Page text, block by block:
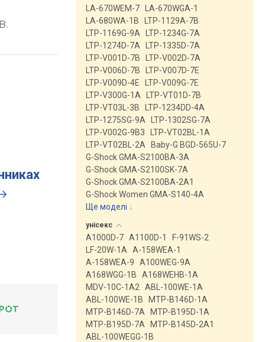
LA-670WEM-7
LA-670WGA-1
LA-680WA-1B
LTP-1129A-7B
LTP-1169G-9A
LTP-1234G-7A
LTP-1274D-7A
LTP-1335D-7A
LTP-V001D-7B
LTP-V002D-7A
LTP-V006D-7B
LTP-V007D-7E
LTP-V009D-4E
LTP-V009G-7E
LTP-V300G-1A
LTP-VT01D-7B
LTP-VT03L-3B
LTP-1234DD-4A
LTP-1275SG-9A
LTP-1302SG-7A
LTP-V002G-9B3
LTP-VT02BL-1A
LTP-VT02BL-2A
Baby-G BGD-565U-7
G-Shock GMA-S2100BA-3A
G-Shock GMA-S2100SK-7A
G-Shock GMA-S2100BA-2A1
G-Shock Women GMA-S140-4A
Ще моделі ↓
унісекс
A1000D-7 A1100D-1
F-91WS-2
LF-20W-1A
A-158WEA-1
A-158WEA-9
A100WEG-9A
A168WGG-1B
A168WEHB-1A
MDV-10C-1A2
ABL-100WE-1A
ABL-100WE-1B
MTP-B146D-1A
MTP-B146D-7A
MTP-B195D-1A
MTP-B195D-7A
MTP-B145D-2A1
ABL-100WEGG-1B